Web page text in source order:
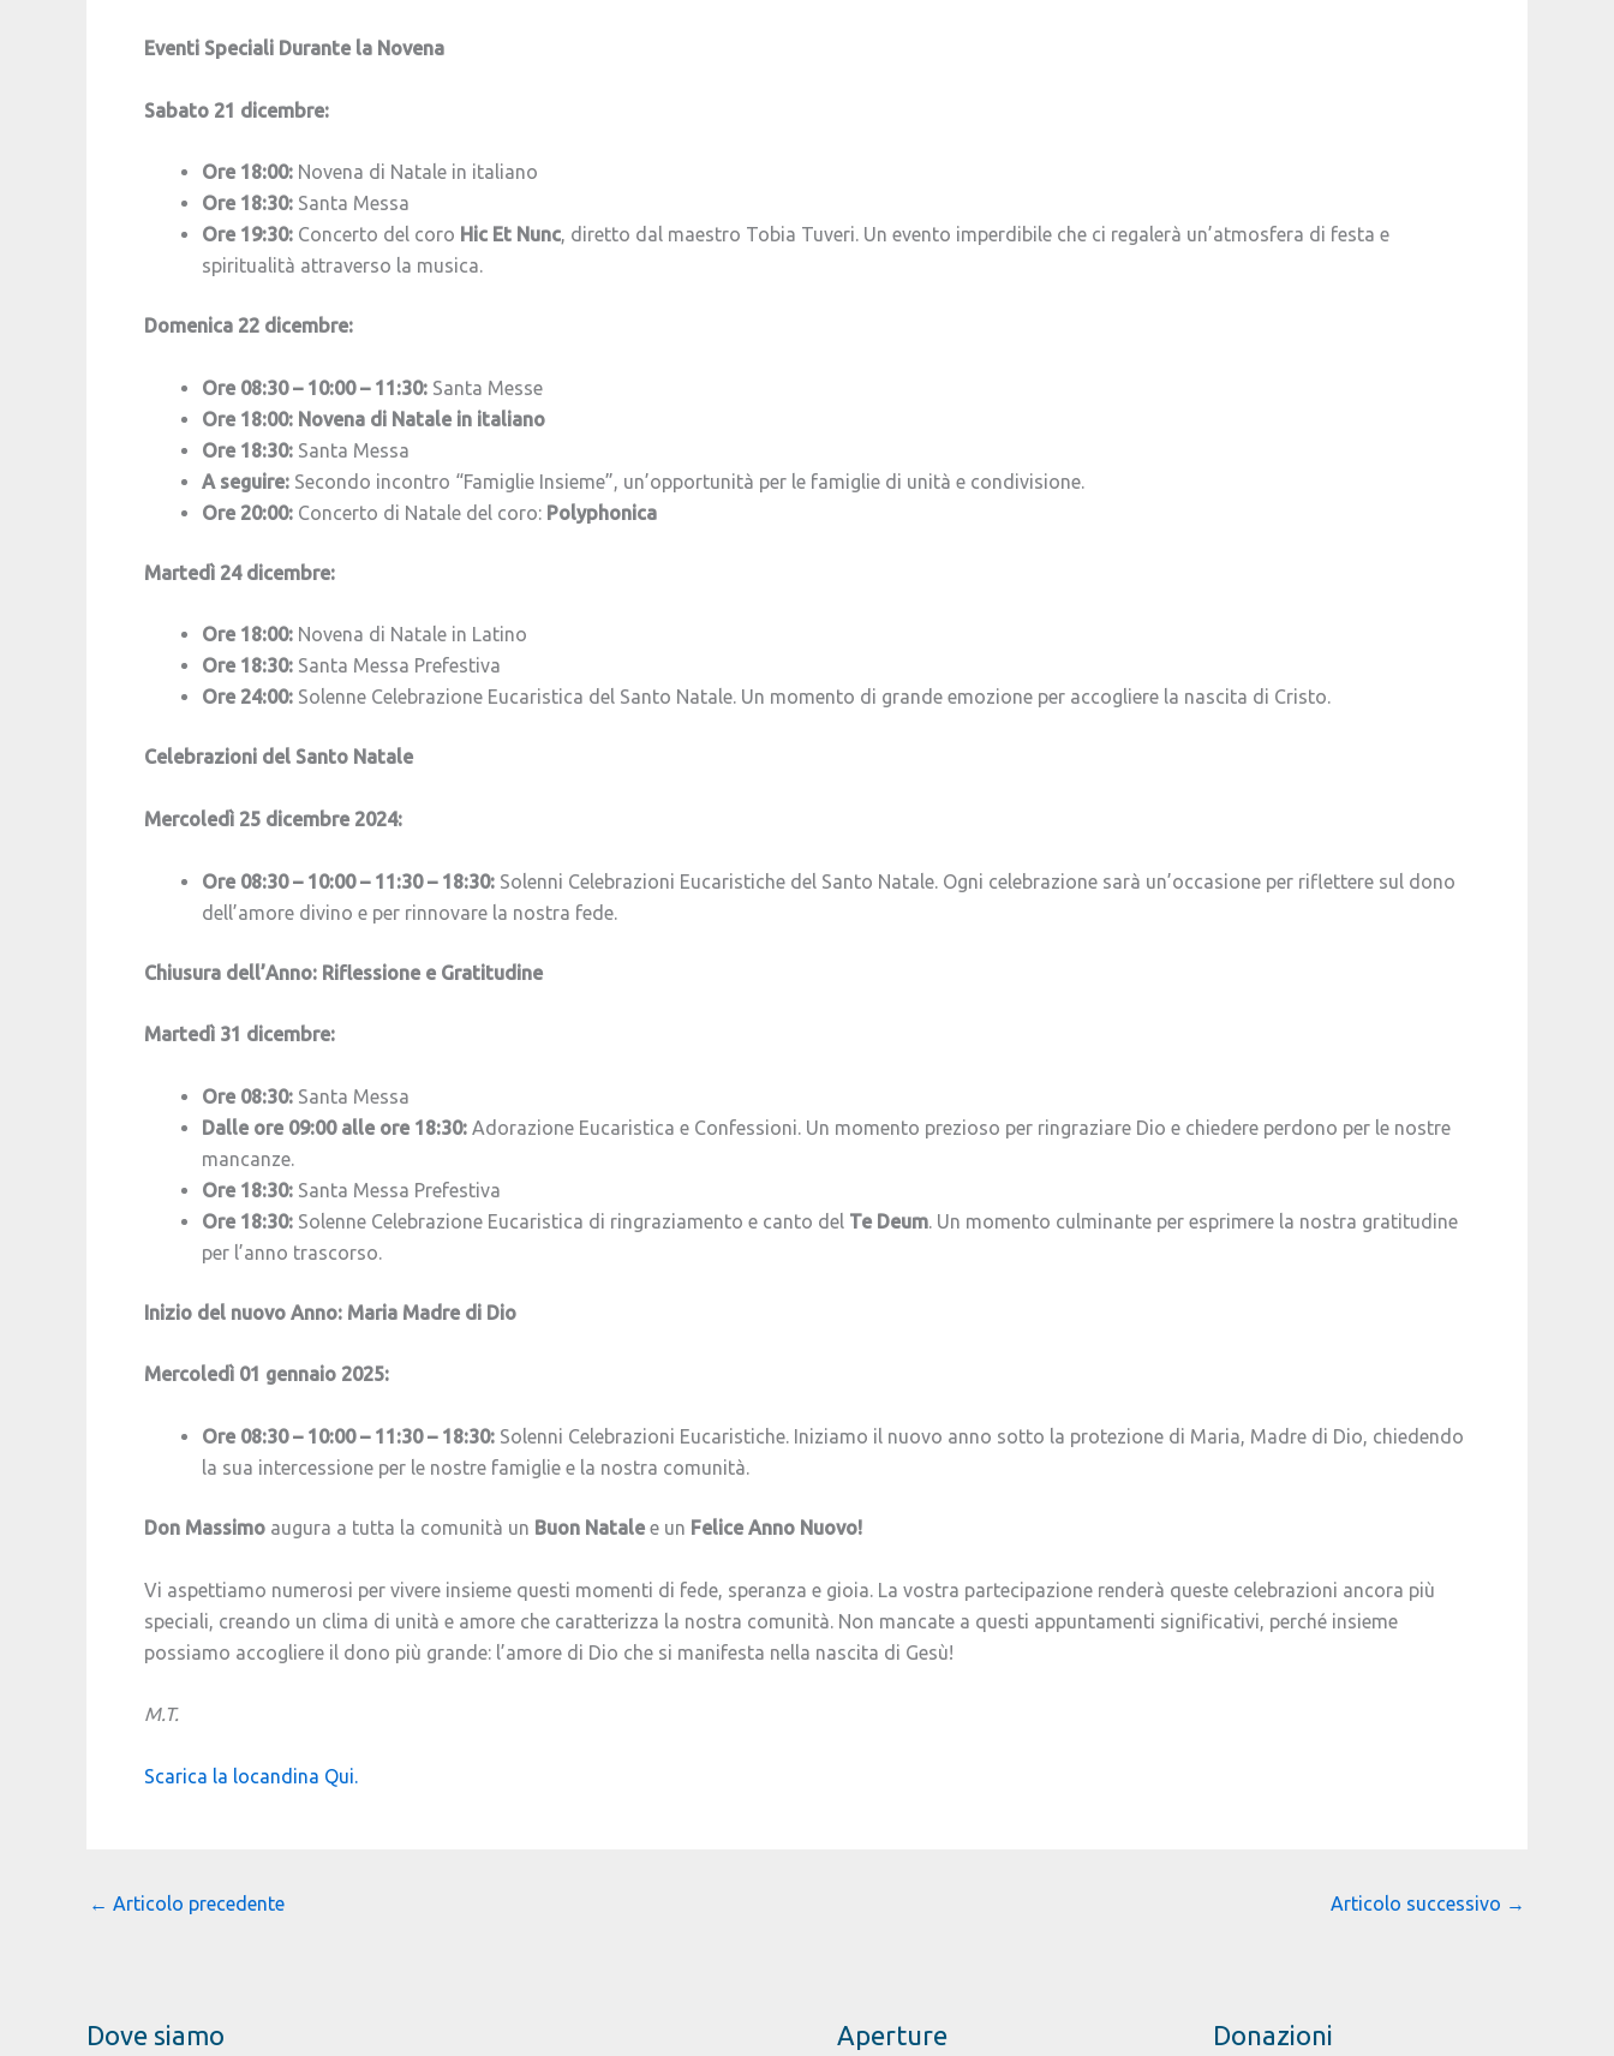
Eventi Speciali Durante la Novena
Sabato 21 dicembre:
Ore 18:00: Novena di Natale in italiano
Ore 18:30: Santa Messa
Ore 19:30: Concerto del coro Hic Et Nunc, diretto dal maestro Tobia Tuveri. Un evento imperdibile che ci regalerà un’atmosfera di festa e
spiritualità attraverso la musica.
Domenica 22 dicembre:
Ore 08:30 – 10:00 – 11:30: Santa Messe
Ore 18:00: Novena di Natale in italiano
Ore 18:30: Santa Messa
A seguire: Secondo incontro “Famiglie Insieme”, un’opportunità per le famiglie di unità e condivisione.
Ore 20:00: Concerto di Natale del coro: Polyphonica
Martedì 24 dicembre:
Ore 18:00: Novena di Natale in Latino
Ore 18:30: Santa Messa Prefestiva
Ore 24:00: Solenne Celebrazione Eucaristica del Santo Natale. Un momento di grande emozione per accogliere la nascita di Cristo.
Celebrazioni del Santo Natale
Mercoledì 25 dicembre 2024:
Ore 08:30 – 10:00 – 11:30 – 18:30: Solenni Celebrazioni Eucaristiche del Santo Natale. Ogni celebrazione sarà un’occasione per riflettere sul dono
dell’amore divino e per rinnovare la nostra fede.
Chiusura dell’Anno: Riflessione e Gratitudine
Martedì 31 dicembre:
Ore 08:30: Santa Messa
Dalle ore 09:00 alle ore 18:30: Adorazione Eucaristica e Confessioni. Un momento prezioso per ringraziare Dio e chiedere perdono per le nostre
mancanze.
Ore 18:30: Santa Messa Prefestiva
Ore 18:30: Solenne Celebrazione Eucaristica di ringraziamento e canto del Te Deum. Un momento culminante per esprimere la nostra gratitudine
per l’anno trascorso.
Inizio del nuovo Anno: Maria Madre di Dio
Mercoledì 01 gennaio 2025:
Ore 08:30 – 10:00 – 11:30 – 18:30: Solenni Celebrazioni Eucaristiche. Iniziamo il nuovo anno sotto la protezione di Maria, Madre di Dio, chiedendo
la sua intercessione per le nostre famiglie e la nostra comunità.
Don Massimo augura a tutta la comunità un Buon Natale e un Felice Anno Nuovo!
Vi aspettiamo numerosi per vivere insieme questi momenti di fede, speranza e gioia. La vostra partecipazione renderà queste celebrazioni ancora più
speciali, creando un clima di unità e amore che caratterizza la nostra comunità. Non mancate a questi appuntamenti significativi, perché insieme
possiamo accogliere il dono più grande: l’amore di Dio che si manifesta nella nascita di Gesù!
M.T.
Scarica la locandina Qui.
← Articolo precedente Articolo successivo →
Dove siamo Aperture Donazioni